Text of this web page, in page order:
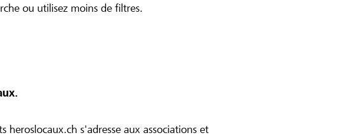
ou utilisez moins de filtres.
s'adresse aux associations et